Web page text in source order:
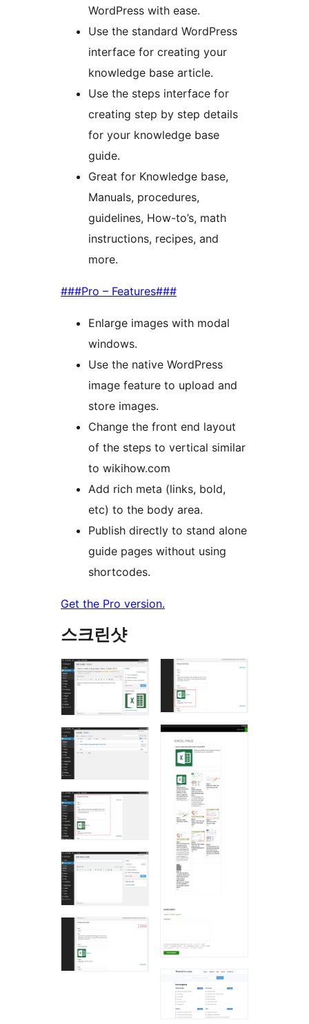
WordPress with ease.
Use the standard WordPress
interface for creating your
knowledge base article.
Use the steps interface for
creating step by step details
for your knowledge base
guide.
Great for Knowledge base,
Manuals, procedures,
guidelines, How-to’s, math
instructions, recipes, and
more.
###Pro – Features###
Enlarge images with modal
windows.
Use the native WordPress
image feature to upload and
store images.
Change the front end layout
of the steps to vertical similar
to wikihow.com
Add rich meta (links, bold,
etc) to the body area.
Publish directly to stand alone
guide pages without using
shortcodes.
Get the Pro version.
스크린샷